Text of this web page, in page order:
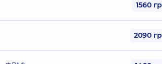
1560
2090